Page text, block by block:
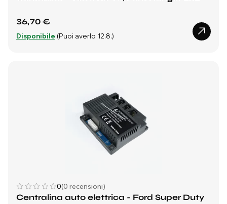
36,70 €
Disponibile (Puoi averlo 12.8.)
0(0 recensioni)
Centralina auto elettrica - Ford Super Duty